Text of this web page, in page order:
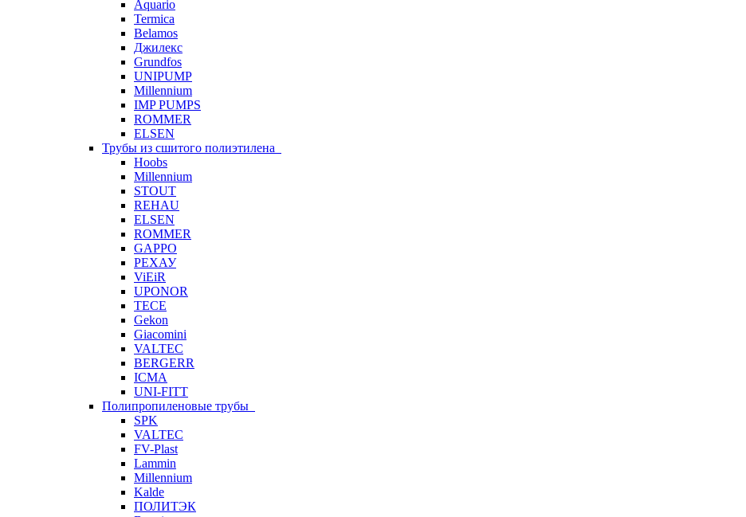
Aquario
Termica
Belamos
Джилекс
Grundfos
UNIPUMP
Millennium
IMP PUMPS
ROMMER
ELSEN
Трубы из сшитого полиэтилена
Hoobs
Millennium
STOUT
REHAU
ELSEN
ROMMER
GAPPO
РЕХАУ
ViEiR
UPONOR
TECE
Gekon
Giacomini
VALTEC
BERGERR
ICMA
UNI-FITT
Полипропиленовые трубы
SPK
VALTEC
FV-Plast
Lammin
Millennium
Kalde
ПОЛИТЭК